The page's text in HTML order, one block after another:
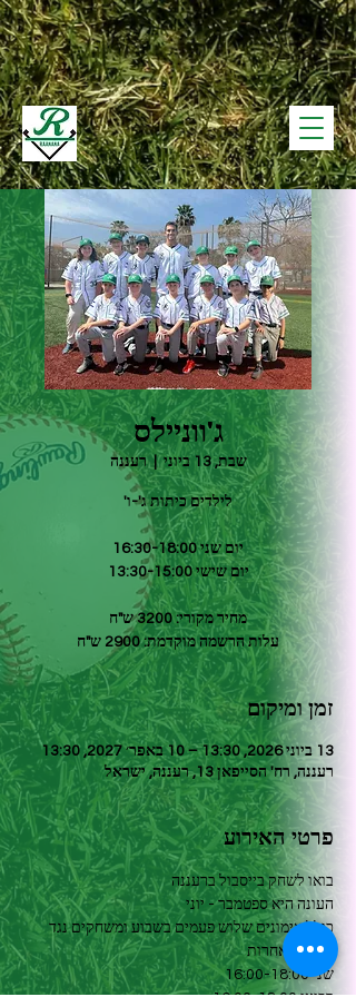
ג'ווניילס
שבת, 13 ביוני
  |
רעננה
עלות הרשמה מוקדמת: 2900 ש"ח
זמן ומיקום
13 ביוני 2026, 13:30 – 10 באפר׳ 2027, 13:30
רעננה, רח' הסייפאן 13, רעננה, ישראל
פרטי האירוע
בואו לשחק בייסבול ברעננה
העונה היא ספטמבר - יוני
כולל אימונים שלוש פעמים בשבוע ומשחקים נגד
קבוצות אחרות
שני 16:00-18:00